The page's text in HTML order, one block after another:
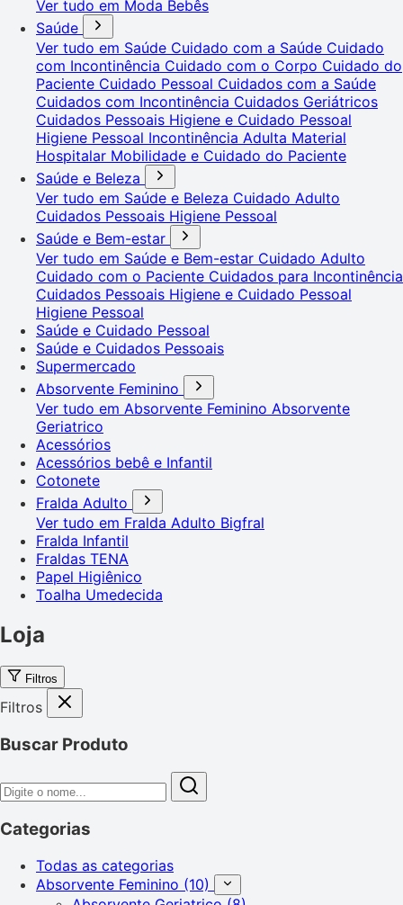
Ver tudo em Moda Bebês
Saúde
Ver tudo em Saúde Cuidado com a Saúde Cuidado
com Incontinência Cuidado com o Corpo Cuidado do
Paciente Cuidado Pessoal Cuidados com a Saúde
Cuidados com Incontinência Cuidados Geriátricos
Cuidados Pessoais Higiene e Cuidado Pessoal
Higiene Pessoal Incontinência Adulta Material
Hospitalar Mobilidade e Cuidado do Paciente
Saúde e Beleza
Ver tudo em Saúde e Beleza Cuidado Adulto
Cuidados Pessoais Higiene Pessoal
Saúde e Bem-estar
Ver tudo em Saúde e Bem-estar Cuidado Adulto
Cuidado com o Paciente Cuidados para Incontinência
Cuidados Pessoais Higiene e Cuidado Pessoal
Higiene Pessoal
Saúde e Cuidado Pessoal
Saúde e Cuidados Pessoais
Supermercado
Absorvente Feminino
Ver tudo em Absorvente Feminino Absorvente
Geriatrico
Acessórios
Acessórios bebê e Infantil
Cotonete
Fralda Adulto
Ver tudo em Fralda Adulto Bigfral
Fralda Infantil
Fraldas TENA
Papel Higiênico
Toalha Umedecida
Loja
Filtros
Filtros
Buscar Produto
Categorias
Todas as categorias
Absorvente Feminino (10)